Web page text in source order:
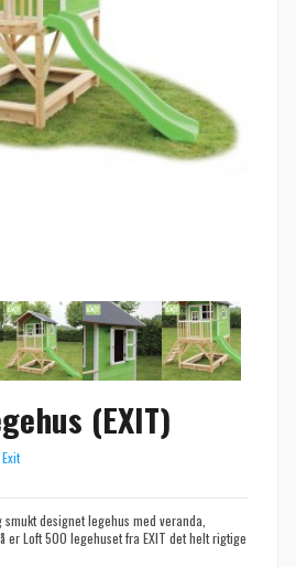
(EXIT)
Exit
designet legehus med veranda,
er Loft 500 legehuset fra EXIT det helt rigtige